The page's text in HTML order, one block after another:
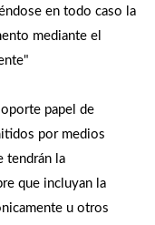
en todo caso la
mediante el
papel de
por medios
tendrán la
que incluyan la
u otros